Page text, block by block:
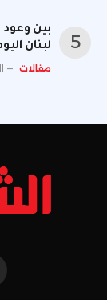
بين
لبنان
مقالات